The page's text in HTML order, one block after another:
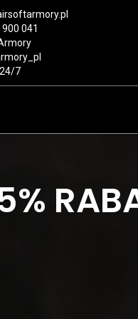
041
7